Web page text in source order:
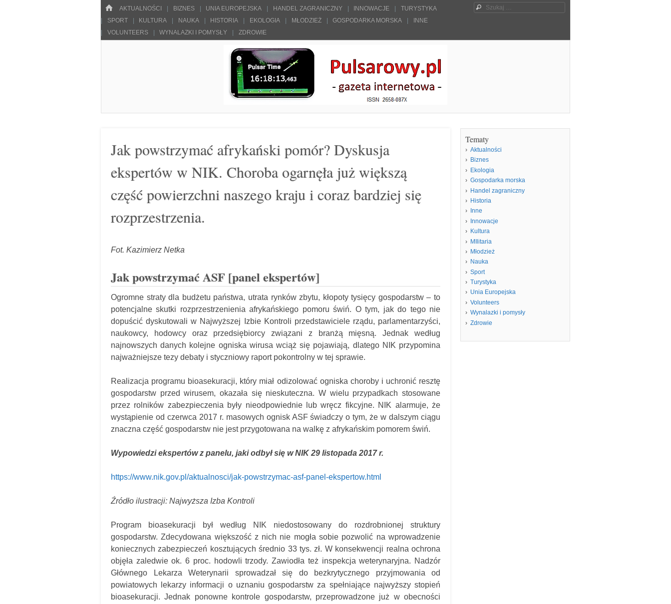
HOME
Menu
SKOCZ DO TREŚCI
AKTUALNOŚCI BIZNES UNIA EUROPEJSKA HANDEL ZAGRANICZNY INNOWACJE
TURYSTYKA
SPORT
KULTURA NAUKA HISTORIA EKOLOGIA MŁODZIEŻ GOSPODARKA MORSKA
INNE
VOLUNTEERS
WYNALAZKI I POMYSŁY ZDROWIE
Szukaj
Jak powstrzymać afrykański pomór? Dyskusja
ekspertów w NIK. Choroba ogarnęła już większą
część powierzchni naszego kraju i coraz bardziej się
rozprzestrzenia.
Fot. Kazimierz Netka
Jak powstrzymać ASF [panel ekspertów]
Ogromne straty dla budżetu państwa, utrata rynków zbytu, kłopoty tysięcy gospodarstw – to
potencjalne skutki rozprzestrzenienia afrykańskiego pomoru świń. O tym, jak do tego nie
dopuścić dyskutowali w Najwyższej Izbie Kontroli przedstawiciele rządu, parlamentarzyści,
naukowcy, hodowcy oraz przedsiębiorcy związani z branżą mięsną. Jednak według
najnowszych danych kolejne ogniska wirusa wciąż się pojawiają, dlatego NIK przypomina
najważniejsze tezy debaty i styczniowy raport pokontrolny w tej sprawie.
Realizacja programu bioasekuracji, który miał odizolować ogniska choroby i uchronić resztę
gospodarstw przed wirusem, okazała się nieskuteczna. W wielu przypadkach stosowane
przez rolników zabezpieczenia były nieodpowiednie lub wręcz fikcyjne. NIK alarmuje, że
wystąpienie od czerwca 2017 r. masowych ognisk ASF świadczy o tym, że w dalszym ciągu
znaczna część gospodarstw nie jest przygotowana na walkę z afrykańskim pomorem świń.
Wypowiedzi ekspertów z panelu, jaki odbył się w NIK 29 listopada 2017 r.
https://www.nik.gov.pl/aktualnosci/jak-powstrzymac-asf-panel-ekspertow.html
Źródło ilustracji: Najwyższa Izba Kontroli
Program bioasekuracji był według NIK niedostosowany do rozdrobnionej struktury
gospodarstw. Zdecydowana większość z nich nie mogła sobie pozwolić na wprowadzenie
koniecznych zabezpieczeń kosztujących średnio 33 tys. zł. W konsekwencji realna ochrona
objęła zaledwie ok. 6 proc. hodowli trzody. Zawiodła też inspekcja weterynaryjna. Nadzór
Głównego Lekarza Weterynarii sprowadzał się do bezkrytycznego przyjmowania od
powiatowych lekarzy informacji o uznaniu gospodarstw za spełniające najwyższy stopień
bioasekuracji. Jednak ponowne kontrole gospodarstw, przeprowadzone już w obecności
Tematy
Aktualności
Biznes
Ekologia
Gospodarka morska
Handel zagraniczny
Historia
Inne
Innowacje
Kultura
MIlitaria
Młodzież
Nauka
Sport
Turystyka
Unia Europejska
Volunteers
Wynalazki i pomysły
Zdrowie